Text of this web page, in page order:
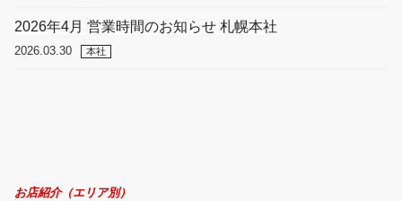
2026年4月 営業時間のお知らせ 札幌本社
2026.03.30 本社
お店紹介（エリア別）